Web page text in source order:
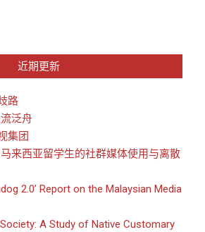
近期更新
路
泛舟
集团
来西亚留学生的社群媒体使用与离散
2.0’ Report on the Malaysian Media
A Study of Native Customary